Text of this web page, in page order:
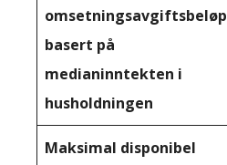
omsetningsavgiftsbeløp
basert på
medianinntekten i
husholdningen
Maksimal disponibel